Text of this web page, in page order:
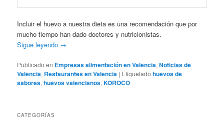
Incluir el huevo a nuestra dieta es una recomendación que por
mucho tiempo han dado doctores y nutricionistas.
Sigue leyendo →
Publicado en Empresas alimentación en Valencia,Noticias de
Valencia, Restaurantes en Valencia | Etiquetado huevos de
sabores,huevos valencianos,KOROCO
CATEGORÍAS